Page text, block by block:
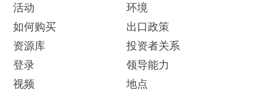
活动
如何购买
资源库
登录
视频
环境
出口政策
投资者关系
领导能力
地点